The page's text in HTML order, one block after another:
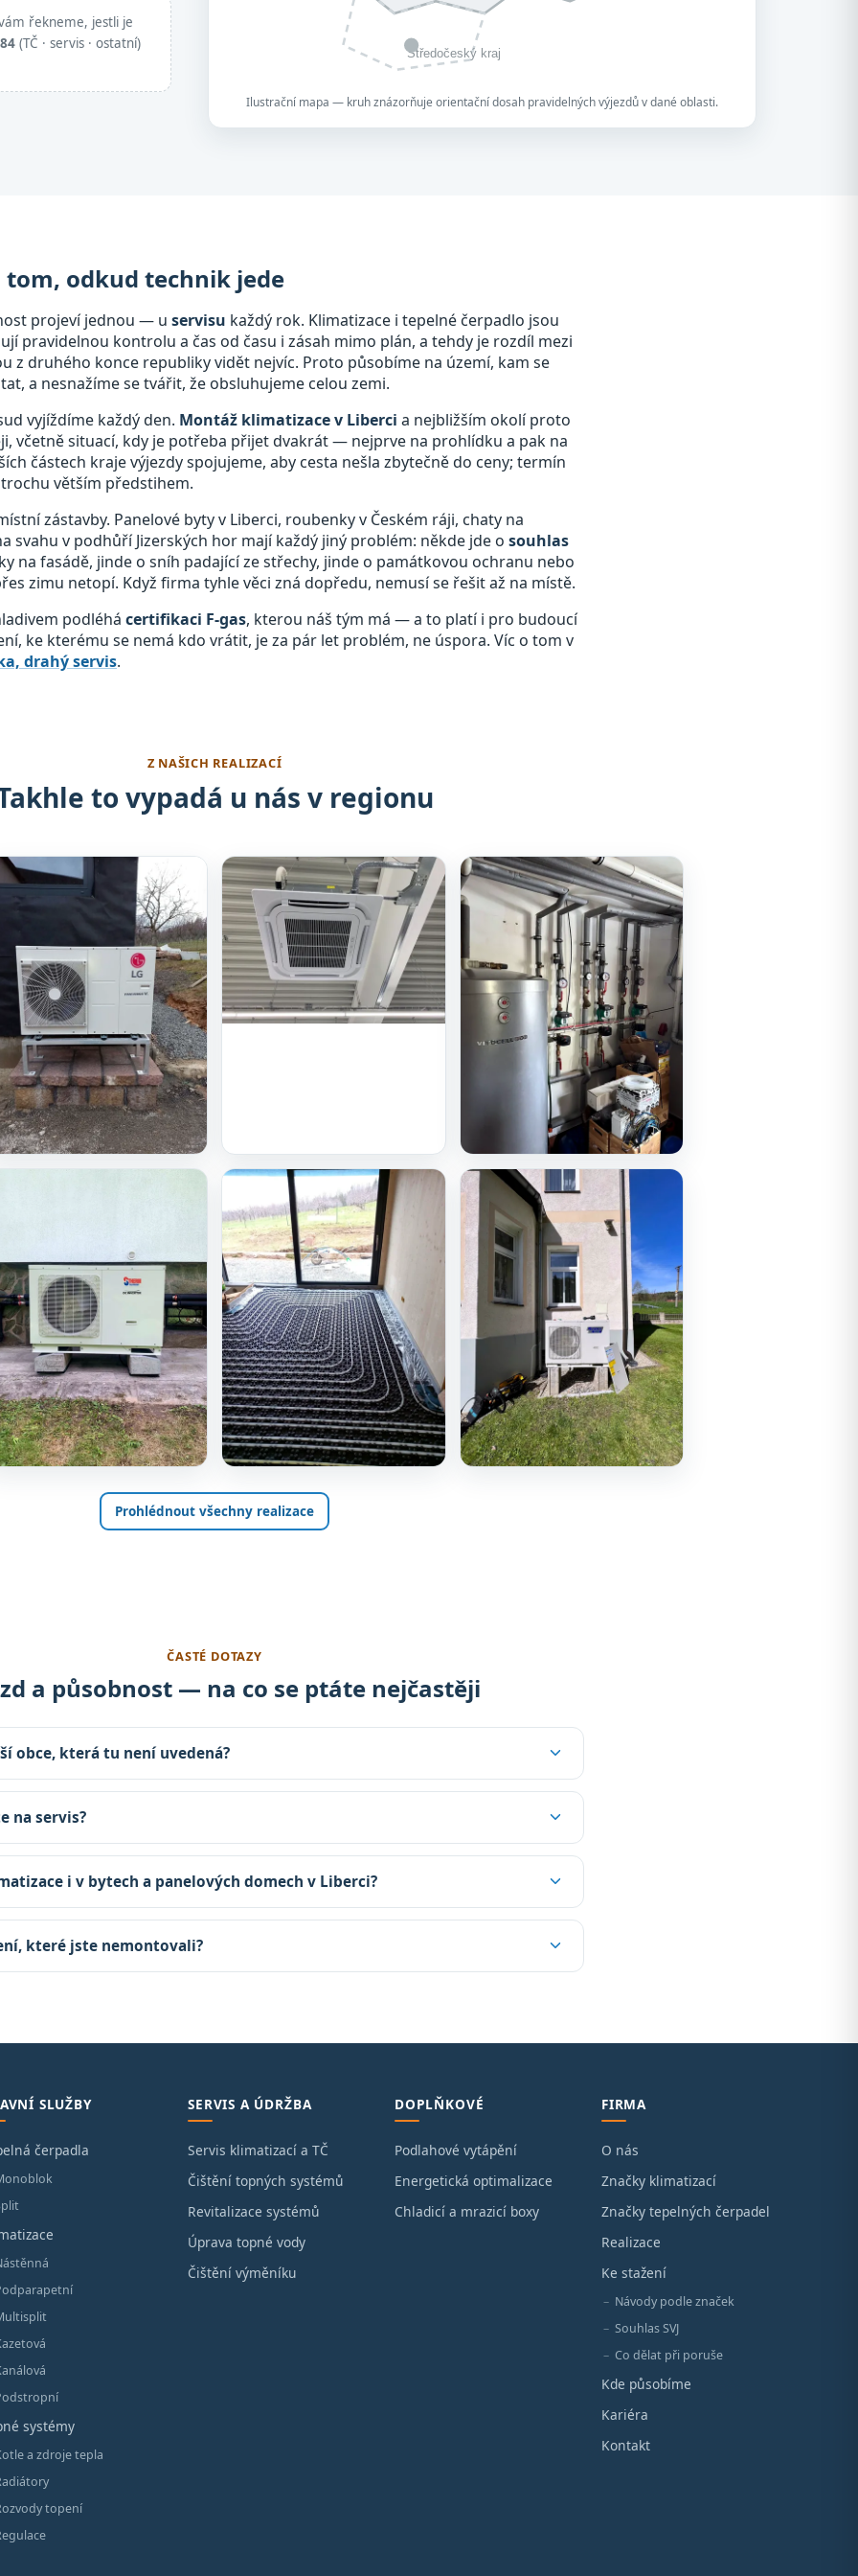
řekneme, jestli je
(TČ · servis · ostatní)
Středočeský kraj
Ilustrační mapa — kruh znázorňuje orientační dosah pravidelných výjezdů v dané oblasti.
tom, odkud technik jede
projeví jednou — u servisu každý rok. Klimatizace i tepelné čerpadlo jsou
pravidelnou kontrolu a čas od času i zásah mimo plán, a tehdy je rozdíl mezi
z druhého konce republiky vidět nejvíc. Proto působíme na území, kam se
a nesnažíme se tvářit, že obsluhujeme celou zemi.
vyjíždíme každý den. Montáž klimatizace v Liberci a nejbližším okolí proto
včetně situací, kdy je potřeba přijet dvakrát — nejprve na prohlídku a pak na
částech kraje výjezdy spojujeme, aby cesta nešla zbytečně do ceny; termín
větším předstihem.
zástavby. Panelové byty v Liberci, roubenky v Českém ráji, chaty na
svahu v podhůří Jizerských hor mají každý jiný problém: někde jde o souhlas
na fasádě, jinde o sníh padající ze střechy, jinde o památkovou ochranu nebo
zimu netopí. Když firma tyhle věci zná dopředu, nemusí se řešit až na místě.
podléhá certifikaci F-gas, kterou náš tým má — a to platí i pro budoucí
ke kterému se nemá kdo vrátit, je za pár let problém, ne úspora. Víc o tom v
drahý servis.
Z NAŠICH REALIZACÍ
to vypadá u nás v regionu
Prohlédnout všechny realizace
ČASTÉ DOTAZY
a působnost — na co se ptáte nejčastěji
obce, která tu není uvedená?
na servis?
i v bytech a panelových domech v Liberci?
které jste nemontovali?
SLUŽBY
čerpadla
systémy
a zdroje tepla
topení
SERVIS A ÚDRŽBA
Servis klimatizací a TČ
Čištění topných systémů
Revitalizace systémů
Úprava topné vody
Čištění výměníku
DOPLŇKOVÉ
Podlahové vytápění
Energetická optimalizace
Chladicí a mrazicí boxy
FIRMA
O nás
Značky klimatizací
Značky tepelných čerpadel
Realizace
Ke stažení
Návody podle značek
Souhlas SVJ
Co dělat při poruše
Kde působíme
Kariéra
Kontakt